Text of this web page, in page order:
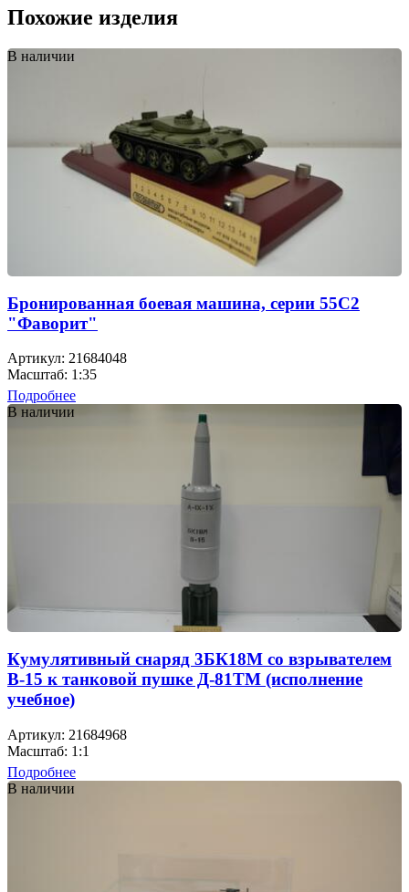
Похожие изделия
В наличии
Бронированная боевая машина, серии 55С2
"Фаворит"
Артикул: 21684048
Масштаб: 1:35
Подробнее
В наличии
Кумулятивный снаряд 3БК18М со взрывателем
В-15 к танковой пушке Д-81ТМ (исполнение
учебное)
Артикул: 21684968
Масштаб: 1:1
Подробнее
В наличии